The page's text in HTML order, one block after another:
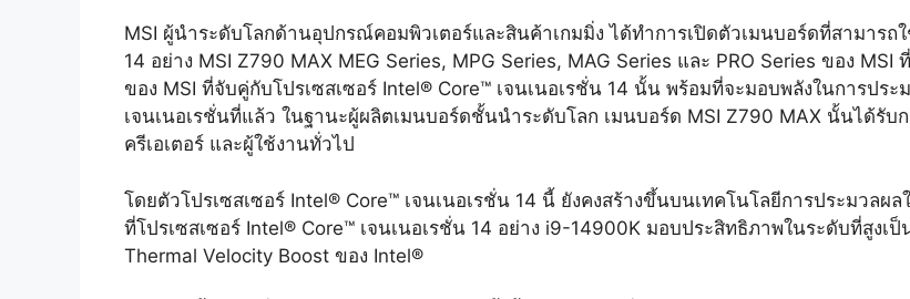
MSI ผู้นำระดับโลกด้านอุปกรณ์คอมพิวเตอร์และสินค้าเกมมิ่งได้ทำการเปิดตัวเมนบอร์ดที่สามารถ
14 อย่าง MSI Z790 MAX MEG Series, MPG Series, MAG Series และ PRO Series ของ MSI
ของ MSI ที่จับคู่กับโปรเซสเซอร์ Intel® Core™ เจนเนอเรชั่น 14 นั้น พร้อมที่จะมอบพลังในการปร
เจนเนอเรชั่นที่แล้ว ในฐานะผู้ผลิตเมนบอร์ดชั้นนำระดับโลก เมนบอร์ด MSI Z790 MAX นั้นได้รั
ครีเอเตอร์ และผู้ใช้งานทั่วไป
โดยตัวโปรเซสเซอร์ Intel® Core™ เจนเนอเรชั่น 14 นี้ ยังคงสร้างขึ้นบนเทคโนโลยีการประมวลผ
ที่โปรเซสเซอร์ Intel® Core™ เจนเนอเรชั่น 14 อย่าง i9-14900K มอบประสิทธิภาพในระดับที่สูงเ
Thermal Velocity Boost ของ Intel®